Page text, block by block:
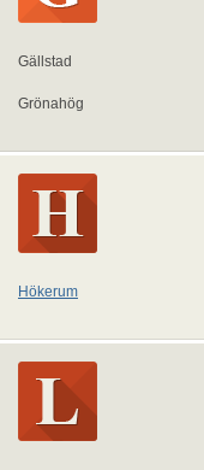
Gällstad
Grönahög
Hökerum